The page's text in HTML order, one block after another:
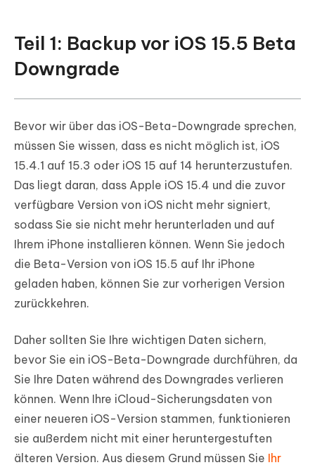
Teil 1: Backup vor iOS 15.5 Beta
Downgrade
Bevor wir über das iOS-Beta-Downgrade sprechen,
müssen Sie wissen, dass es nicht möglich ist, iOS
15.4.1 auf 15.3 oder iOS 15 auf 14 herunterzustufen.
Das liegt daran, dass Apple iOS 15.4 und die zuvor
verfügbare Version von iOS nicht mehr signiert,
sodass Sie sie nicht mehr herunterladen und auf
Ihrem iPhone installieren können. Wenn Sie jedoch
die Beta-Version von iOS 15.5 auf Ihr iPhone
geladen haben, können Sie zur vorherigen Version
zurückkehren.
Daher sollten Sie Ihre wichtigen Daten sichern,
bevor Sie ein iOS-Beta-Downgrade durchführen, da
Sie Ihre Daten während des Downgrades verlieren
können. Wenn Ihre iCloud-Sicherungsdaten von
einer neueren iOS-Version stammen, funktionieren
sie außerdem nicht mit einer heruntergestuften
älteren Version. Aus diesem Grund müssen Sie Ihr